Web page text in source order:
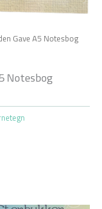
Gave A5 Notesbog
Notesbog